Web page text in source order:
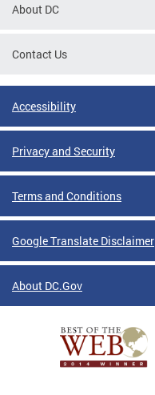
About DC
Contact Us
Accessibility
Privacy and Security
Terms and Conditions
Google Translate Disclaimer
About DC.Gov